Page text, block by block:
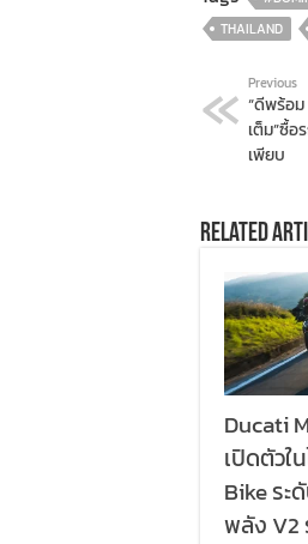
THAILAND
Previous
“ดีพร้อม
เต็ม”ซื้
เพียบ
Related
Ducati
เปิดตัวใ
Bike ระ
พลัง V2